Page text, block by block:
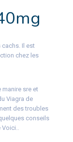
Il est
chez les
sre et
Viagra de
des troubles
conseils